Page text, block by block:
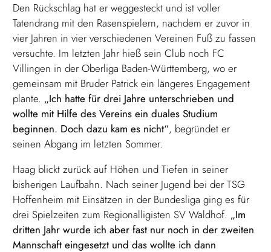
Den Rückschlag hat er weggesteckt und ist voller
Tatendrang mit den Rasenspielern, nachdem er zuvor in
vier Jahren in vier verschiedenen Vereinen Fuß zu fassen
versuchte. Im letzten Jahr hieß sein Club noch FC
Villingen in der Oberliga Baden-Württemberg, wo er
gemeinsam mit Bruder Patrick ein längeres Engagement
plante. „Ich hatte für drei Jahre unterschrieben und
wollte mit Hilfe des Vereins ein duales Studium
beginnen. Doch dazu kam es nicht“, begründet er
seinen Abgang im letzten Sommer.
Haag blickt zurück auf Höhen und Tiefen in seiner
bisherigen Laufbahn. Nach seiner Jugend bei der TSG
Hoffenheim mit Einsätzen in der Bundesliga ging es für
drei Spielzeiten zum Regionalligisten SV Waldhof. „Im
dritten Jahr wurde ich aber fast nur noch in der zweiten
Mannschaft eingesetzt und das wollte ich dann